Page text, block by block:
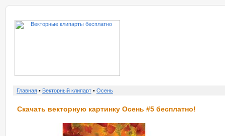
Главная • Векторный клипарт • Осень
Скачать векторную картинку Осень #5 бесплатно!